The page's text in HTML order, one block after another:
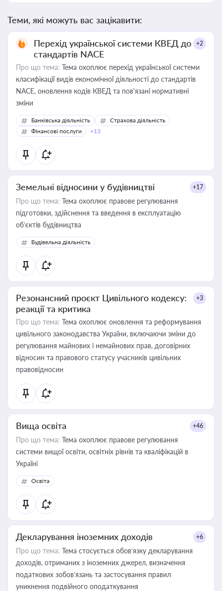
Теми, які можуть вас зацікавити:
Перехід української системи КВЕД до
стандартів NACE
+2
Про що тема: Тема охоплює перехід української системи
класифікації видів економічної діяльності до стандартів
NACE, оновлення кодів КВЕД та пов'язані нормативні
зміни
Банківська діяльність
Страхова діяльність
Фінансові послуги
+13
Земельні відносини у будівництві +17
Про що тема: Тема охоплює правове регулювання
підготовки, здійснення та введення в експлуатацію
об’єктів будівництва
Будівельна діяльність
Резонансний проєкт Цивільного кодексу:
реакції та критика
+3
Про що тема: Тема охоплює оновлення та реформування
цивільного законодавства України, включаючи зміни до
регулювання майнових і немайнових прав, договірних
відносин та правового статусу учасників цивільних
правовідносин
Вища освіта +46
Про що тема: Тема охоплює правове регулювання
системи вищої освіти, освітніх рівнів та кваліфікацій в
Україні
Освіта
Декларування іноземних доходів +6
Про що тема: Тема стосується обов’язку декларування
доходів, отриманих з іноземних джерел, визначення
податкових зобов’язань та застосування правил
уникнення подвійного оподаткування